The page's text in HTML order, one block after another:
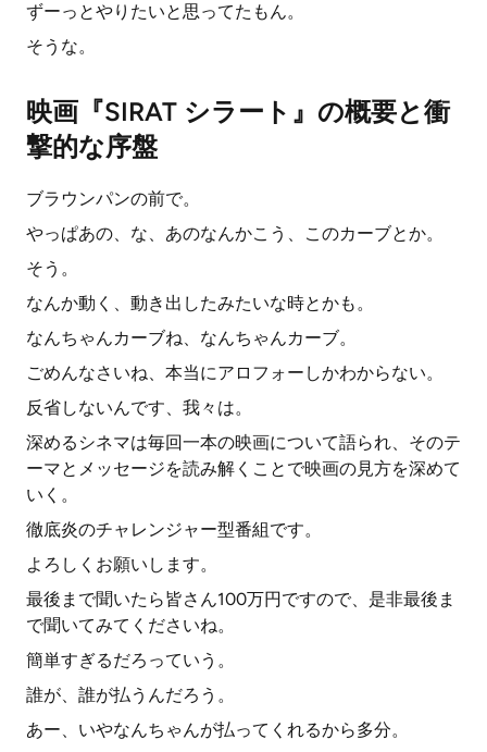
ずーっとやりたいと思ってたもん。
そうな。
映画『SIRAT シラート』の概要と衝
撃的な序盤
ブラウンパンの前で。
やっぱあの、な、あのなんかこう、このカーブとか。
そう。
なんか動く、動き出したみたいな時とかも。
なんちゃんカーブね、なんちゃんカーブ。
ごめんなさいね、本当にアロフォーしかわからない。
反省しないんです、我々は。
深めるシネマは毎回一本の映画について語られ、そのテ
ーマとメッセージを読み解くことで映画の見方を深めて
いく。
徹底炎のチャレンジャー型番組です。
よろしくお願いします。
最後まで聞いたら皆さん100万円ですので、是非最後ま
で聞いてみてくださいね。
簡単すぎるだろっていう。
誰が、誰が払うんだろう。
あー、いやなんちゃんが払ってくれるから多分。